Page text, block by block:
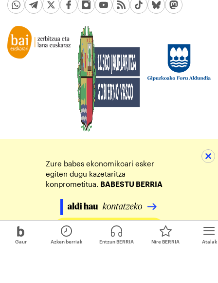
Gaur Atalak
Azken berriak Entzun BERRIA Nire BERRIA
Zure babes ekonomikoari esker
egiten dugu kazetaritza
konprometitua. BABESTU BERRIA
Egin zure ekarpena